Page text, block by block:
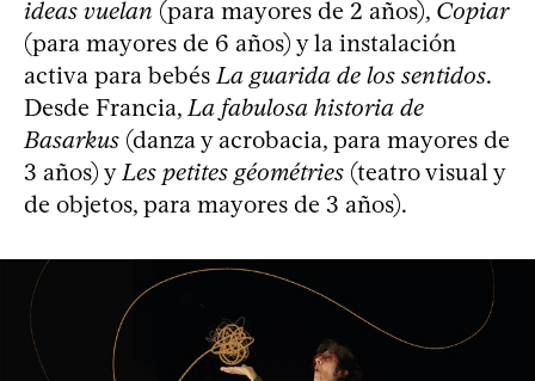
ideas vuelan (para mayores de 2 años), Copiar
(para mayores de 6 años) y la instalación
activa para bebésLa guarida de los sentidos.
Desde Francia,La fabulosa historia de
Basarkus (danza y acrobacia, para mayores de
3 años) yLes petites géométries (teatro visual y
de objetos, para mayores de 3 años).